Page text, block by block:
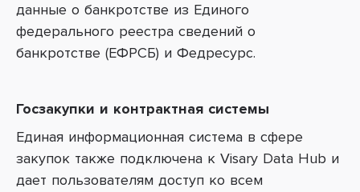
данные о банкротстве из Единого
федерального реестра сведений о
банкротстве (ЕФРСБ) и Федресурс.
Госзакупки и контрактная системы
Единая информационная система в сфере
закупок также подключена к Visary Data Hub и
дает пользователям доступ ко всем